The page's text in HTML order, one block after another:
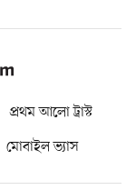
প্রথম আলো ট্রাস্ট
মোবাইল ভ্যাস